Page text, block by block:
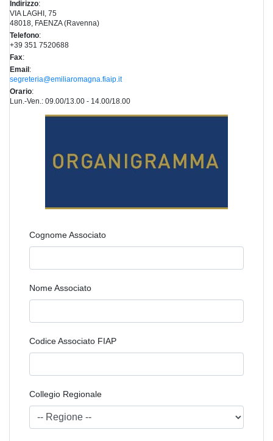
Indirizzo:
VIA LAGHI, 75
48018, FAENZA (Ravenna)
Telefono:
+39 351 7520688
Fax:
Email:
segreteria@emiliaromagna.fiaip.it
Orario:
Lun.-Ven.: 09.00/13.00 - 14.00/18.00
Cognome Associato
Nome Associato
Codice Associato FIAP
Collegio Regionale